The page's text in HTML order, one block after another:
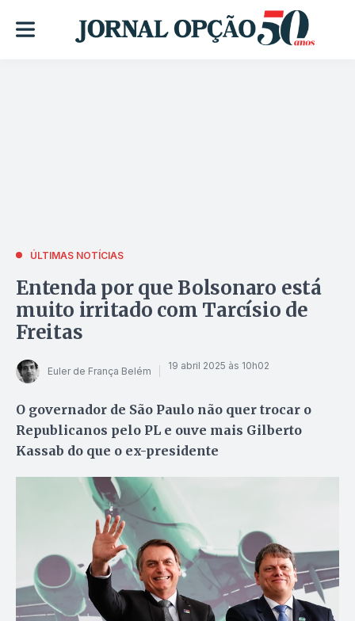
ÚLTIMAS NOTÍCIAS
Entenda por que Bolsonaro está
muito irritado com Tarcísio de
Freitas
Euler de França Belém 19 abril 2025 às 10h02
O governador de São Paulo não quer trocar o
Republicanos pelo PL e ouve mais Gilberto
Kassab do que o ex-presidente